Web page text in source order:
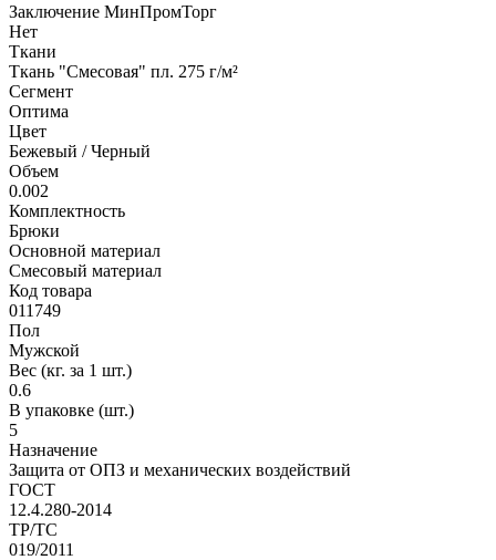
Заключение МинПромТорг
Нет
Ткани
Ткань "Смесовая" пл. 275 г/м²
Сегмент
Оптима
Цвет
Бежевый / Черный
Объем
0.002
Комплектность
Брюки
Основной материал
Смесовый материал
Код товара
011749
Пол
Мужской
Вес (кг. за 1 шт.)
0.6
В упаковке (шт.)
5
Назначение
Защита от ОПЗ и механических воздействий
ГОСТ
12.4.280-2014
ТР/ТС
019/2011